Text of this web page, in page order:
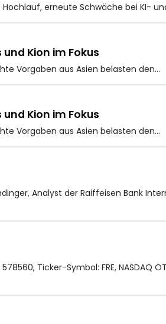
erneute Schwäche bei KI-
Kion im Fokus
Vorgaben aus Asien belasten den…
Kion im Fokus
Vorgaben aus Asien belasten den…
Analyst der Raiffeisen Bank
Ticker-Symbol: FRE, NASDAQ